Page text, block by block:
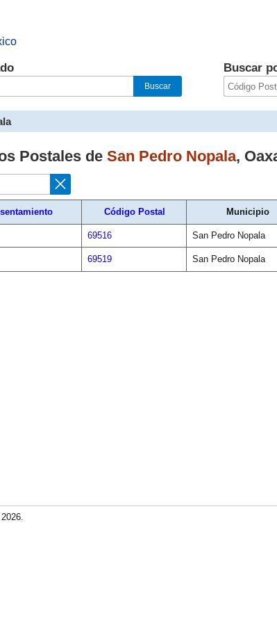
Buscar
Postales de San Pedro Nopala,
Código Postal Municipio
69516 San Pedro Nopala
69519 San Pedro Nopala